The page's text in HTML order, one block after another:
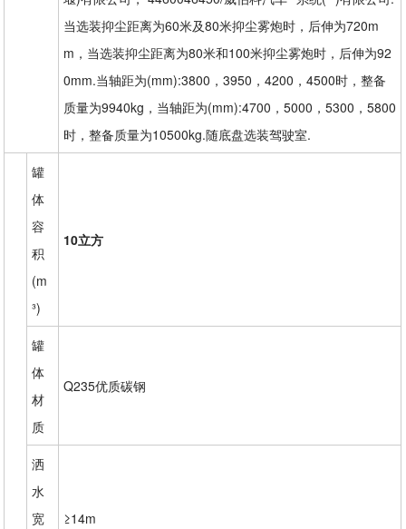
当选装抑尘距离为60米及80米抑尘雾炮时，后伸为720m
m，当选装抑尘距离为80米和100米抑尘雾炮时，后伸为92
0mm.当轴距为(mm):3800，3950，4200，4500时，整备
质量为9940kg，当轴距为(mm):4700，5000，5300，5800
时，整备质量为10500kg.随底盘选装驾驶室.
罐
体
容
积
(m
³)
10立方
罐
体
材
质
Q235优质碳钢
洒
水
宽
≥14m